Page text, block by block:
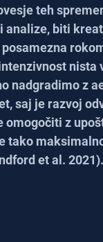
teh
analize, biti
nista
nadgradimo z
saj je razvoj
omogočiti z
tako
et al. 2021).